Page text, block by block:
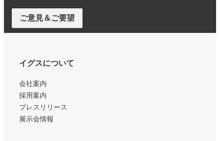
ご意見＆ご要望
イグスについて
会社案内
採用案内
プレスリリース
展示会情報